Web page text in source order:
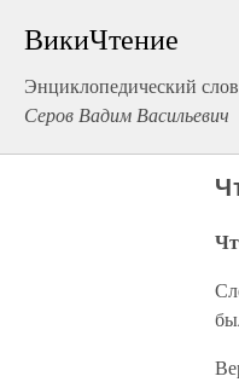
ВикиЧтение
Энциклопедический
Серов Вадим Васильевич